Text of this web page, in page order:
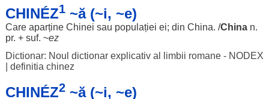
CHINÉZ1~ă (~i, ~e)
Care aparține Chinei sau populației ei; din China. /Chinan.
pr. + suf. ~ez
Dictionar: Noul dictionar explicativ al limbii romane - NODEX
definitia chinez
CHINÉZ2~ă (~i, ~e)